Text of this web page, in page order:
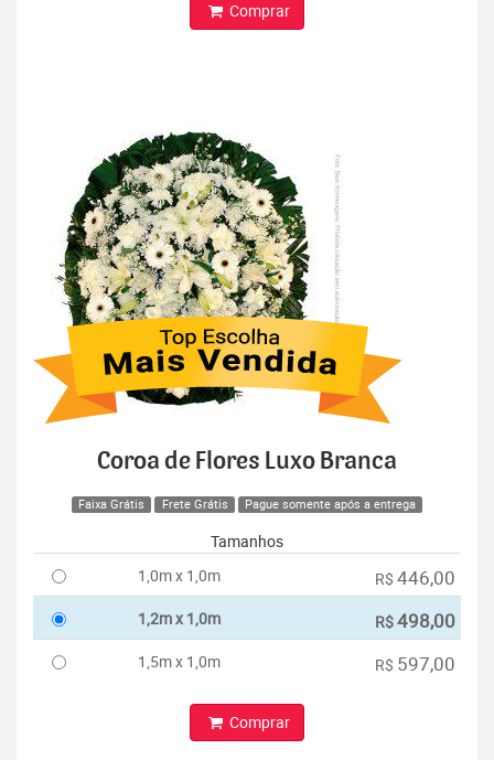
Comprar
Coroa de Flores Luxo Branca
Faixa Grátis Frete Grátis Pague somente após a entrega
Tamanhos
1,0m x 1,0m
R$ 446,00
1,2m x 1,0m R$498,00
1,5m x 1,0m R$ 597,00
Comprar